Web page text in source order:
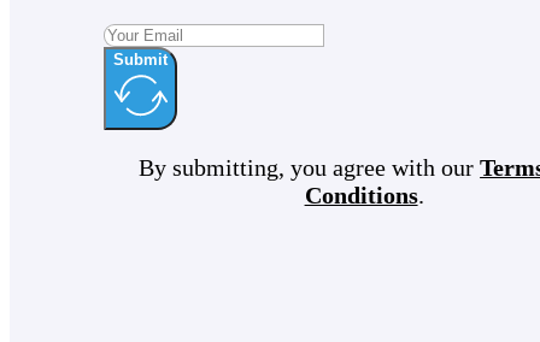
Submit
By submitting, you agree with our
Conditions.